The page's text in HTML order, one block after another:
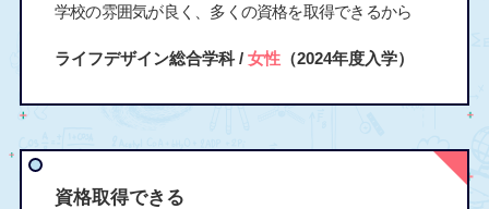
学校の雰囲気が良く、多くの資格を取得できるから
ライフデザイン総合学科 / 女性（2024年度入学）
資格取得できる